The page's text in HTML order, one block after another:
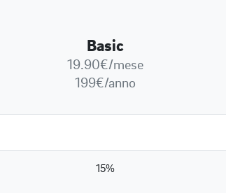
Basic
19.90€/mese
199€/anno
15%